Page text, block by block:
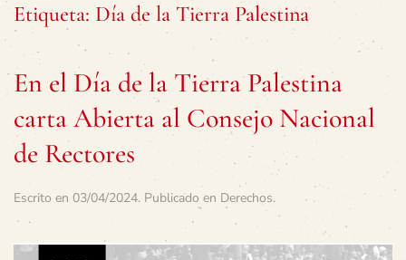
Etiqueta: Día de la Tierra Palestina
En el Día de la Tierra Palestina
carta Abierta al Consejo Nacional
de Rectores
Escrito en 03/04/2024. Publicado en Derechos.